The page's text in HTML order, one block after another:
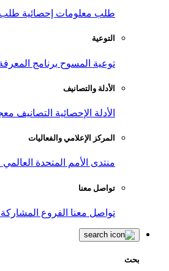
طلب معلومات إحصائية طلب
التوعية
توعية المسوح برنامج
الأدلة والتصانيف
الأدلة الإحصائية التصانيف
المركز الإعلامي والفعاليات
منتدى الأمم المتحدة العالمي
تواصل معنا
تواصل معنا الفروع المشاركة
بحث